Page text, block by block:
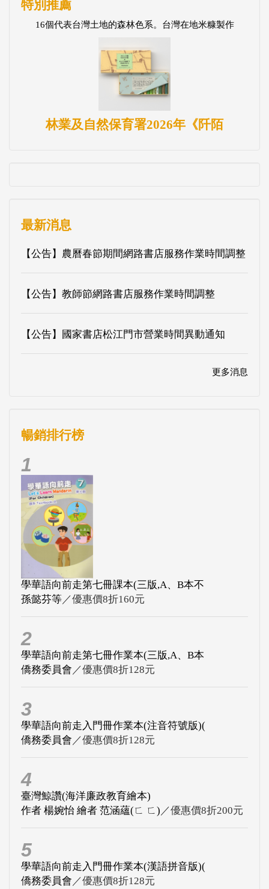
特別推薦
16個代表台灣土地的森林色系。台灣在地米糠製作
林業及自然保育署2026年《阡陌
最新消息
【公告】農曆春節期間網路書店服務作業時間調整
【公告】教師節網路書店服務作業時間調整
【公告】國家書店松江門市營業時間異動通知
更多消息
暢銷排行榜
1
學華語向前走第七冊課本(三版,A、B本不
孫懿芬等／優惠價8折160元
2
學華語向前走第七冊作業本(三版,A、B本
僑務委員會 ／優惠價8折128元
3
學華語向前走入門冊作業本(注音符號版)(
僑務委員會 ／優惠價8折128元
4
臺灣鯨讚(海洋廉政教育繪本)
作者 楊婉怡 繪者 范涵蘊(ㄈ ㄈ) ／優惠價8折200元
5
學華語向前走入門冊作業本(漢語拼音版)(
僑務委員會 ／優惠價8折128元